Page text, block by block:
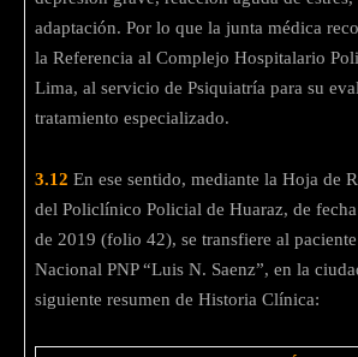
adaptación. Por lo que la junta médica
la Referencia al Complejo Hospitalario
Lima, al servicio de Psiquiatría para su
tratamiento especializado.
3.12 En ese sentido, mediante la Hoja de
del Policlínico Policial de Huaraz, de
de 2019 (folio 42), se transfiere al
Nacional PNP “Luis N. Saenz”, en la
siguiente resumen de Historia Clínica: